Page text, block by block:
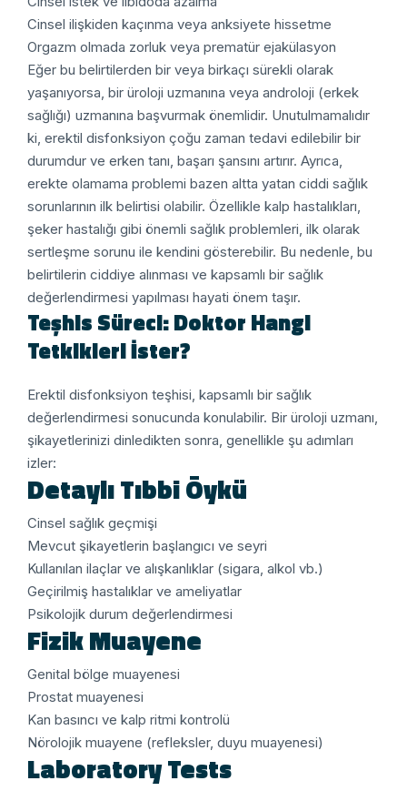
Cinsel ilişkiden kaçınma veya anksiyete hissetme
Orgazm olmada zorluk veya prematür ejakülasyon
Eğer bu belirtilerden bir veya birkaçı sürekli olarak
yaşanıyorsa, bir üroloji uzmanına veya androloji (erkek
sağlığı) uzmanına başvurmak önemlidir. Unutulmamalıdır
ki, erektil disfonksiyon çoğu zaman tedavi edilebilir bir
durumdur ve erken tanı, başarı şansını artırır. Ayrıca,
erekte olamama problemi bazen altta yatan ciddi sağlık
sorunlarının ilk belirtisi olabilir. Özellikle kalp hastalıkları,
şeker hastalığı gibi önemli sağlık problemleri, ilk olarak
sertleşme sorunu ile kendini gösterebilir. Bu nedenle, bu
belirtilerin ciddiye alınması ve kapsamlı bir sağlık
değerlendirmesi yapılması hayati önem taşır.
Teşhis Süreci: Doktor Hangi
Tetkikleri İster?
Erektil disfonksiyon teşhisi, kapsamlı bir sağlık
değerlendirmesi sonucunda konulabilir. Bir üroloji uzmanı,
şikayetlerinizi dinledikten sonra, genellikle şu adımları
izler:
Detaylı Tıbbi Öykü
Cinsel sağlık geçmişi
Mevcut şikayetlerin başlangıcı ve seyri
Kullanılan ilaçlar ve alışkanlıklar (sigara, alkol vb.)
Geçirilmiş hastalıklar ve ameliyatlar
Psikolojik durum değerlendirmesi
Fizik Muayene
Genital bölge muayenesi
Prostat muayenesi
Kan basıncı ve kalp ritmi kontrolü
Nörolojik muayene (refleksler, duyu muayenesi)
Laboratory Tests